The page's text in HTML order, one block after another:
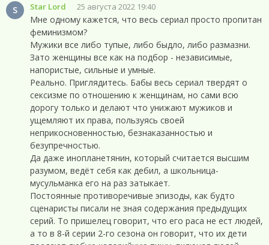
S Star Lord 25 августа 2022 19:40
Мне одному кажется, что весь сериал просто пропитан
феминизмом?
Мужики все либо тупые, либо быдло, либо размазни.
Зато женщины все как на подбор - независимые,
напористые, сильные и умные.
Реально. Приглядитесь. Бабы весь сериал твердят о
сексизме по отношению к женщинам, но сами всю
дорогу только и делают что унижают мужиков и
ущемляют их права, пользуясь своей
неприкосновенностью, безнаказанностью и
безупречностью.
Да даже инопланетянин, который считается высшим
разумом, ведёт себя как дебил, а школьница-
мусульманка его на раз затыкает.
Постоянные противоречивые эпизоды, как будто
сценаристы писали не зная содержания предыдущих
серий. То пришелец говорит, что его раса не ест людей,
а то в 8-й серии 2-го сезона он говорит, что их дети